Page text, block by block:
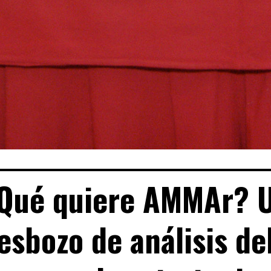
quiere AMMAr?
de análisis